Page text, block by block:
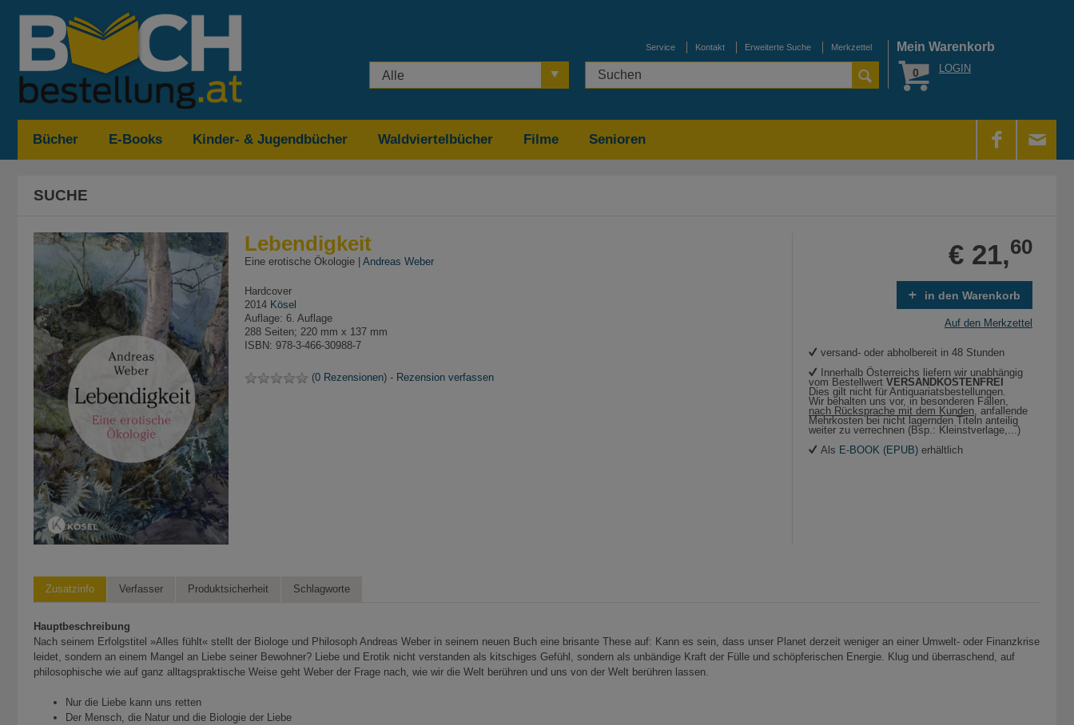
Service Kontakt Erweiterte Suche Merkzettel
Alle
Mein Warenkorb
0 LOGIN
Bücher E-Books Kinder- & Jugendbücher Waldviertelbücher Filme Senioren
SUCHE
Lebendigkeit
Eine erotische Ökologie | Andreas Weber
Hardcover
2014 Kösel
Auflage: 6. Auflage
288 Seiten; 220 mm x 137 mm
ISBN: 978-3-466-30988-7
(0 Rezensionen) - Rezension verfassen
€ 21,60
in den Warenkorb
Auf den Merkzettel
versand- oder abholbereit in 48 Stunden
Innerhalb Österreichs liefern wir unabhängig
vom Bestellwert VERSANDKOSTENFREI
Dies gilt nicht für Antiquariatsbestellungen.
Wir behalten uns vor, in besonderen Fällen,
nach Rücksprache mit dem Kunden, anfallende
Mehrkosten bei nicht lagernden Titeln anteilig
weiter zu verrechnen (Bsp.: Kleinstverlage,...)
Als E-BOOK (EPUB) erhältlich
Zusatzinfo Verfasser Produktsicherheit Schlagworte
Hauptbeschreibung
Nach seinem Erfolgstitel »Alles fühlt« stellt der Biologe und Philosoph Andreas Weber in seinem neuen Buch eine brisante These auf: Kann es sein, dass unser Planet derzeit weniger an einer Umwelt- oder Finanzkrise
leidet, sondern an einem Mangel an Liebe seiner Bewohner? Liebe und Erotik nicht verstanden als kitschiges Gefühl, sondern als unbändige Kraft der Fülle und schöpferischen Energie. Klug und überraschend, auf
philosophische wie auf ganz alltagspraktische Weise geht Weber der Frage nach, wie wir die Welt berühren und uns von der Welt berühren lassen.
Nur die Liebe kann uns retten
Der Mensch, die Natur und die Biologie der Liebe